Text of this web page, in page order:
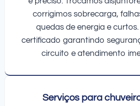
corrigimos sobrecarga,
quedas de energia e curtos.
certificado garantindo
circuito e atendimento
Serviços para